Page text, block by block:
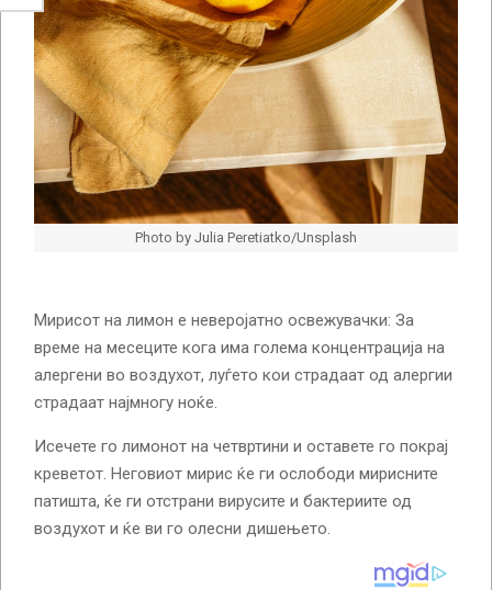
Photo by Julia Peretiatko/Unsplash
Мирисот на лимон е неверојатно освежувачки: За
време на месеците кога има голема концентрација на
алергени во воздухот, луѓето кои страдаат од алергии
страдаат најмногу ноќе.
Исечете го лимонот на четвртини и оставете го покрај
креветот. Неговиот мирис ќе ги ослободи мирисните
патишта, ќе ги отстрани вирусите и бактериите од
воздухот и ќе ви го олесни дишењето.